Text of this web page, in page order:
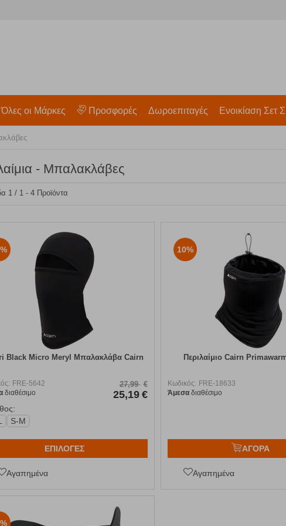
Όλες οι Μάρκες Προσφορές Δωροεπιταγές Ενοικίαση Σετ
- Μπαλακλάβες
1 / 1 - 4 Προϊόντα
Black Micro Meryl Μπαλακλάβα Cairn
FRE-5642
διαθέσιμο
27,99 €
25,19 €
S-M
ΕΠΙΛΟΓΕΣ
Αγαπημένα
10%
Περιλαίμιο Cairn
Κωδικός: FRE-18633
Άμεσαδιαθέσιμο
ΑΓΟΡΑ
Αγαπημένα